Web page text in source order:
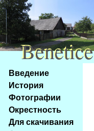
Na
obsah
stránky
Klávesové
zkratky
Введение
История
Фотографии
Окрестность
Для скачивания
Benetice
Benetice